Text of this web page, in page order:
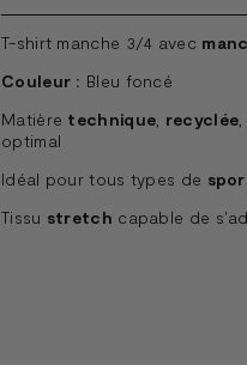
T-shirt manche 3/4 avec
Couleur : Bleu foncé
Matière technique, recyclée,
optimal
Idéal pour tous types de
Tissu stretch capable de